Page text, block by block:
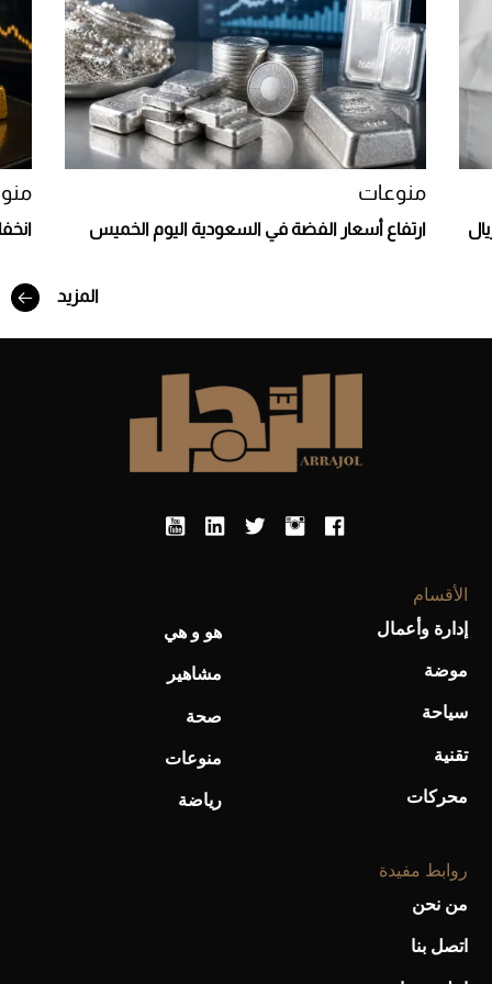
Aston Martin Valiant: على هوى الأبطال
أفضل تدريج للشعر الطويل لإطلالة جريئة وعصرية
منوعات
ارتفاع أسعار الفضة في السعودية اليوم الخميس
المزيد
الأقسام
إدارة وأعمال
موضة
سياحة
تقنية
محركات
هو و هي
مشاهير
صحة
منوعات
رياضة
روابط مفيدة
من نحن
اتصل بنا